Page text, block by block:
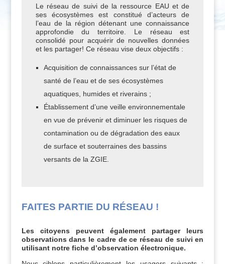
Le réseau de suivi de la ressource EAU et de
ses écosystèmes est constitué d’acteurs de
l’eau de la région détenant une connaissance
approfondie du territoire. Le réseau est
consolidé pour acquérir de nouvelles données
et les partager! Ce réseau vise deux objectifs :
Acquisition de connaissances sur l’état de
santé de l’eau et de ses écosystèmes
aquatiques, humides et riverains ;
Établissement d’une veille environnementale
en vue de prévenir et diminuer les risques de
contamination ou de dégradation des eaux
de surface et souterraines des bassins
versants de la ZGIE.
FAITES PARTIE DU RÉSEAU !
Les citoyens peuvent également partager leurs
observations dans le cadre de ce réseau de suivi en
utilisant notre fiche d’observation électronique.